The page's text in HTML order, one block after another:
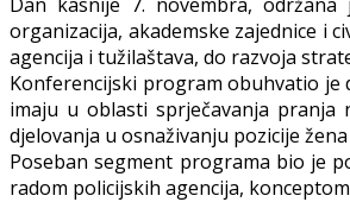
organizacija, akademske zajednice i
agencija i tužilaštava, do razvoja
Konferencijski program obuhvatio je
imaju u oblasti sprječavanja
djelovanja u osnaživanju pozicije
Poseban segment programa bio je
radom policijskih agencija,